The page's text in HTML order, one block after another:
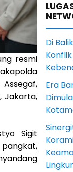
resmi
Jakarta,
Sigit
Di
Era